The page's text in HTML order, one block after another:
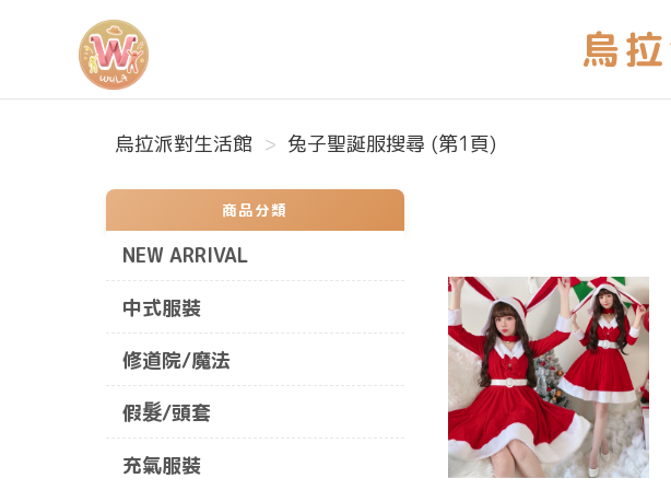
烏拉派對生活館
烏拉派對生活館 兔子聖誕服搜尋 (第1頁)
商品分類
NEW ARRIVAL
中式服裝
修道院/魔法
假髮/頭套
充氣服裝